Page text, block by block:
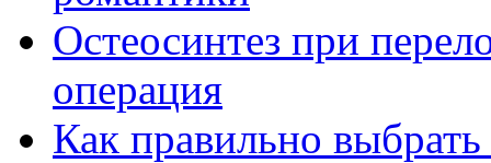
Остеосинтез при
операция
Как правильно